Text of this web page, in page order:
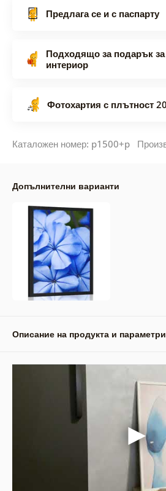
Предлага се и с паспарту
Подходящо за подарък
интериор
Фотохартия с плътност
Каталожен номер: p1500+p
Допълнителни варианти
Описание на продукта и параметри